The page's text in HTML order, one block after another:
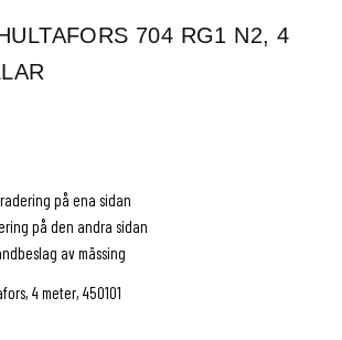
704 RG1 N2, 4
på ena sidan
på den andra sidan
av mässing
4 meter, 450101